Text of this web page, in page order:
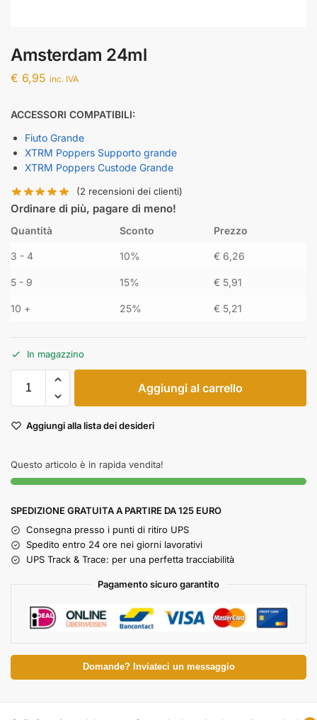
Amsterdam 24ml
€ 6,95 inc. IVA
ACCESSORI COMPATIBILI:
Fiuto Grande
XTRM Poppers Supporto grande
XTRM Poppers Custode Grande
(2 recensioni dei clienti)
Ordinare di più, pagare di meno!
Quantità Sconto Prezzo
3 - 4 10% € 6,26
5 - 9 15% € 5,91
10 + 25% € 5,21
In magazzino
Aggiungi al carrello
Aggiungi alla lista dei desideri
Questo articolo è in rapida vendita!
SPEDIZIONE GRATUITA A PARTIRE DA 125 EURO
Consegna presso i punti di ritiro UPS
Spedito entro 24 ore nei giorni lavorativi
UPS Track & Trace: per una perfetta tracciabilità
Pagamento sicuro garantito
Domande? Inviateci un messaggio